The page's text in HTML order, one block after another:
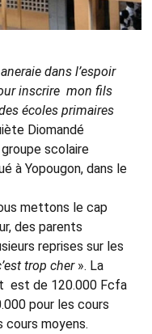
dans l’espoir
inscrire mon fils
écoles primaires
Diomandé
scolaire
à Yopougon, dans le
mettons le cap
des parents
reprises sur les
trop cher». La
est de 120.000 Fcfa
pour les cours
moyens.